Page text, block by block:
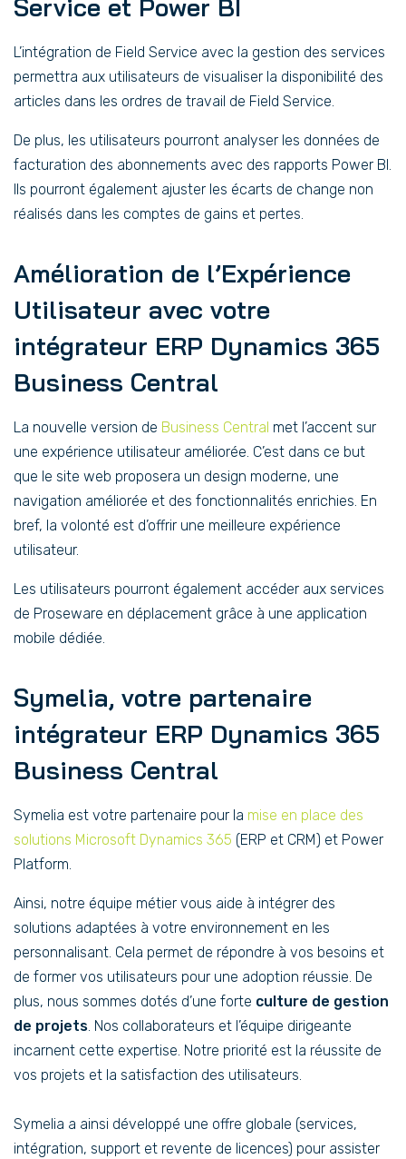
Service et Power BI
L’intégration de Field Service avec la gestion des services
permettra aux utilisateurs de visualiser la disponibilité des
articles dans les ordres de travail de Field Service.
De plus, les utilisateurs pourront analyser les données de
facturation des abonnements avec des rapports Power BI.
Ils pourront également ajuster les écarts de change non
réalisés dans les comptes de gains et pertes.
Amélioration de l’Expérience
Utilisateur avec votre
intégrateur ERP Dynamics 365
Business Central
La nouvelle version de Business Central met l’accent sur
une expérience utilisateur améliorée. C’est dans ce but
que le site web proposera un design moderne, une
navigation améliorée et des fonctionnalités enrichies. En
bref, la volonté est d’offrir une meilleure expérience
utilisateur.
Les utilisateurs pourront également accéder aux services
de Proseware en déplacement grâce à une application
mobile dédiée.
Symelia, votre partenaire
intégrateur ERP Dynamics 365
Business Central
Symelia est votre partenaire pour la mise en place des
solutions Microsoft Dynamics 365 (ERP et CRM) et Power
Platform.
Ainsi, notre équipe métier vous aide à intégrer des
solutions adaptées à votre environnement en les
personnalisant. Cela permet de répondre à vos besoins et
de former vos utilisateurs pour une adoption réussie. De
plus, nous sommes dotés d’une forte culture de gestion
de projets. Nos collaborateurs et l’équipe dirigeante
incarnent cette expertise. Notre priorité est la réussite de
vos projets et la satisfaction des utilisateurs.
Symelia a ainsi développé une offre globale (services,
intégration, support et revente de licences) pour assister